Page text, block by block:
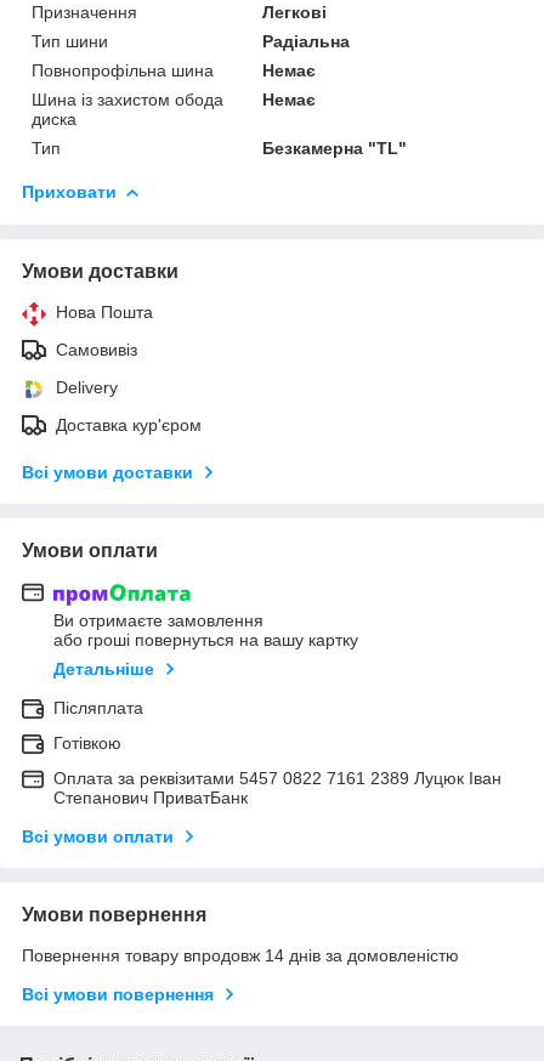
Призначення
Легкові
Тип шини
Радіальна
Повнопрофільна шина
Немає
Шина із захистом обода
диска
Немає
Тип Безкамерна "TL"
Приховати
Умови доставки
Нова Пошта
Самовивіз
Delivery
Доставка кур'єром
Всі умови доставки
Умови оплати
Ви отримаєте замовлення
або гроші повернуться на вашу картку
Детальніше
Післяплата
Готівкою
Оплата за реквізитами 5457 0822 7161 2389 Луцюк Іван
Степанович ПриватБанк
Всі умови оплати
Умови повернення
Повернення товару впродовж 14 днів за домовленістю
Всі умови повернення